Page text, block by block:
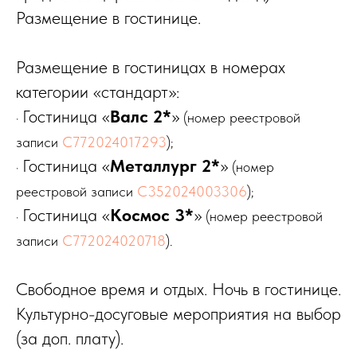
Размещение в гостинице.
Размещение в гостиницах в номерах
категории «стандарт»:
· Гостиница «Валс 2*» (номер реестровой
записи С772024017293);
· Гостиница «Металлург 2*» (номер
реестровой записи С352024003306);
· Гостиница «Космос 3*» (номер реестровой
записи С772024020718).
Свободное время и отдых. Ночь в гостинице.
Культурно-досуговые мероприятия на выбор
(за доп. плату).